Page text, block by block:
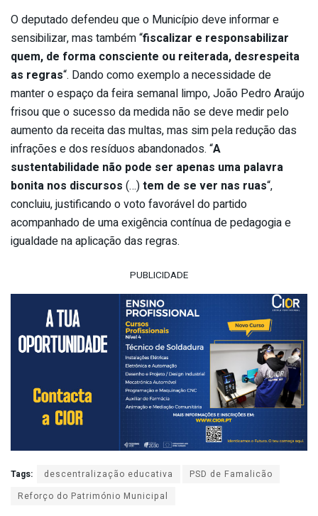
O deputado defendeu que o Município deve informar e
sensibilizar, mas também “fiscalizar e responsabilizar
quem, de forma consciente ou reiterada, desrespeita
as regras“. Dando como exemplo a necessidade de
manter o espaço da feira semanal limpo, João Pedro Araújo
frisou que o sucesso da medida não se deve medir pelo
aumento da receita das multas, mas sim pela redução das
infrações e dos resíduos abandonados. “A
sustentabilidade não pode ser apenas uma palavra
bonita nos discursos (…)tem de se ver nas ruas“,
concluiu, justificando o voto favorável do partido
acompanhado de uma exigência contínua de pedagogia e
igualdade na aplicação das regras.
PUBLICIDADE
Tags: descentralização educativa
PSD de Famalicão
Reforço do Património Municipal